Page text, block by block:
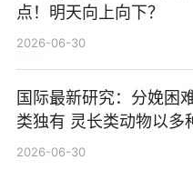
点！明天向上向下？
2026-06-30
国际最新研究：分娩困
类独有 灵长类动物以多
化|最新消息
2026-06-30